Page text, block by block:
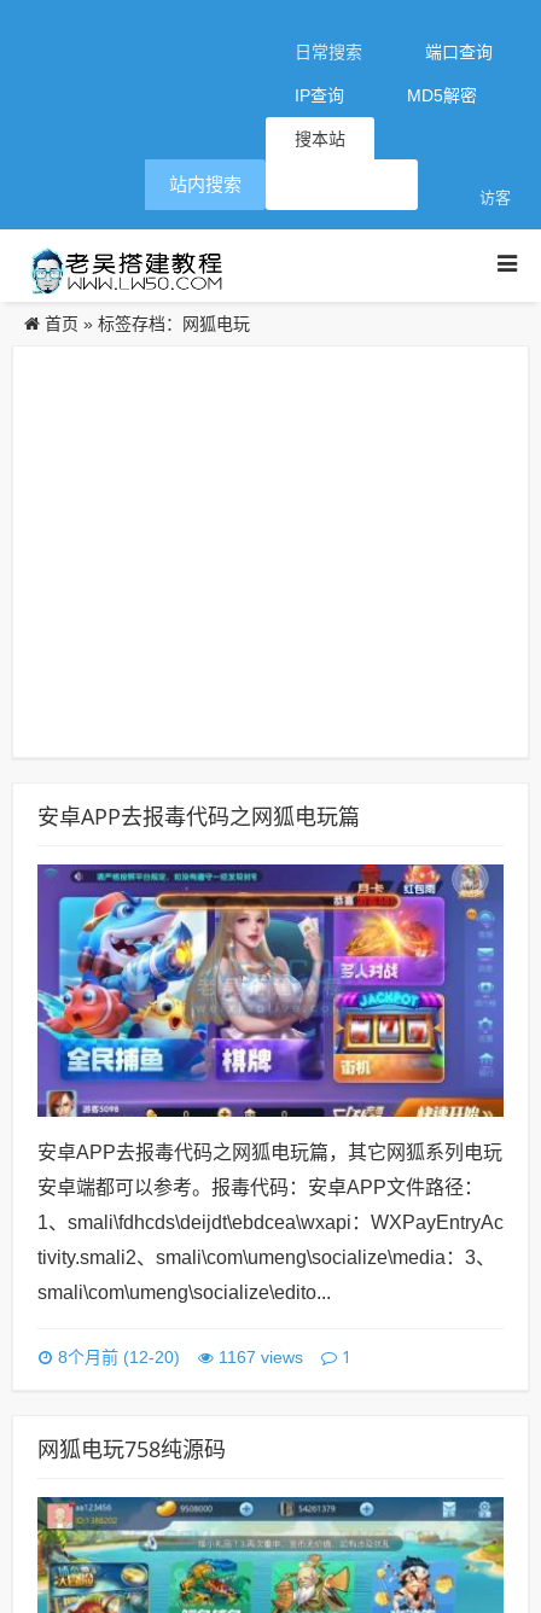
日常搜索 端口查询
IP查询 MD5解密
搜本站
访客
站内搜索
首页 » 标签存档：网狐电玩
安卓APP去报毒代码之网狐电玩篇
安卓APP去报毒代码之网狐电玩篇，其它网狐系列电玩
安卓端都可以参考。报毒代码：安卓APP文件路径：
1、smali\fdhcds\deijdt\ebdcea\wxapi：WXPayEntryAc
tivity.smali2、smali\com\umeng\socialize\media：3、
smali\com\umeng\socialize\edito...
8个月前 (12-20) 1167 views 1
网狐电玩758纯源码